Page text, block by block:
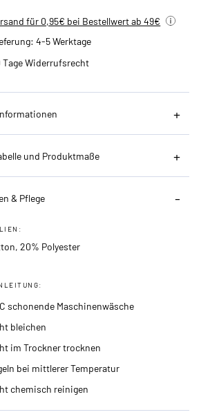
für 0,95€ bei Bestellwert ab 49€
4-5 Werktage
Tage Widerrufsrecht
und Produktmaße
& Pflege
20% Polyester
schonende Maschinenwäsche
bleichen
im Trockner trocknen
bei mittlerer Temperatur
chemisch reinigen